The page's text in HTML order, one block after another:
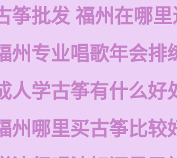
筝批发 福州在哪
州专业唱歌年会排
人学古筝有什么好
州哪里买古筝比较